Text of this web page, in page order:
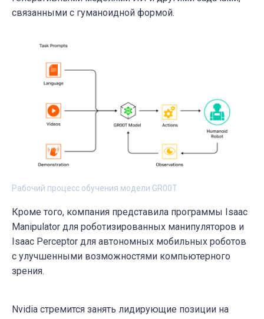
связанными с гуманоидной формой.
Рабочий процесс обучения модели GR00T
Кроме того, компания представила программы Isaac
Manipulator для роботизированных манипуляторов и
Isaac Perceptor для автономных мобильных роботов
с улучшенными возможностями компьютерного
зрения.
Nvidia стремится занять лидирующие позиции на